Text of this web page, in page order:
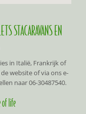
STACARAVANS EN
in Italië, Frankrijk of
website of via ons e-
naar 06-30487540.
of life